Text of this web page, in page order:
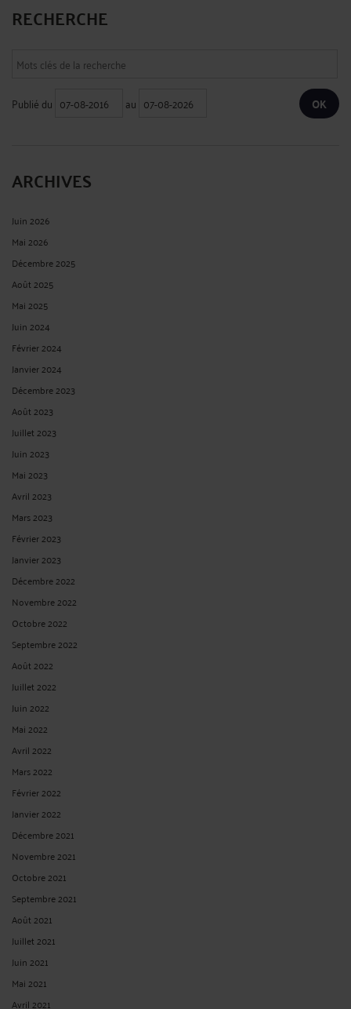
RECHERCHE
Publié du au
ARCHIVES
Juin 2026
Mai 2026
Décembre 2025
Août 2025
Mai 2025
Juin 2024
Février 2024
Janvier 2024
Décembre 2023
Août 2023
Juillet 2023
Juin 2023
Mai 2023
Avril 2023
Mars 2023
Février 2023
Janvier 2023
Décembre 2022
Novembre 2022
Octobre 2022
Septembre 2022
Août 2022
Juillet 2022
Juin 2022
Mai 2022
Avril 2022
Mars 2022
Février 2022
Janvier 2022
Décembre 2021
Novembre 2021
Octobre 2021
Septembre 2021
Août 2021
Juillet 2021
Juin 2021
Mai 2021
Avril 2021